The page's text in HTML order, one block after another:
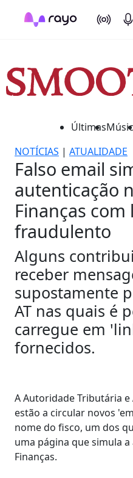
On Air
Últimas
NOTÍCIAS | ATUALIDADE
Falso email
autenticação
Finanças com
fraudulento
Alguns
receber
supostamente
AT nas quais é
carregue em
fornecidos.
A Autoridade Tributária e
estão a circular novos
nome do fisco, um dos
uma página que simula
Finanças.